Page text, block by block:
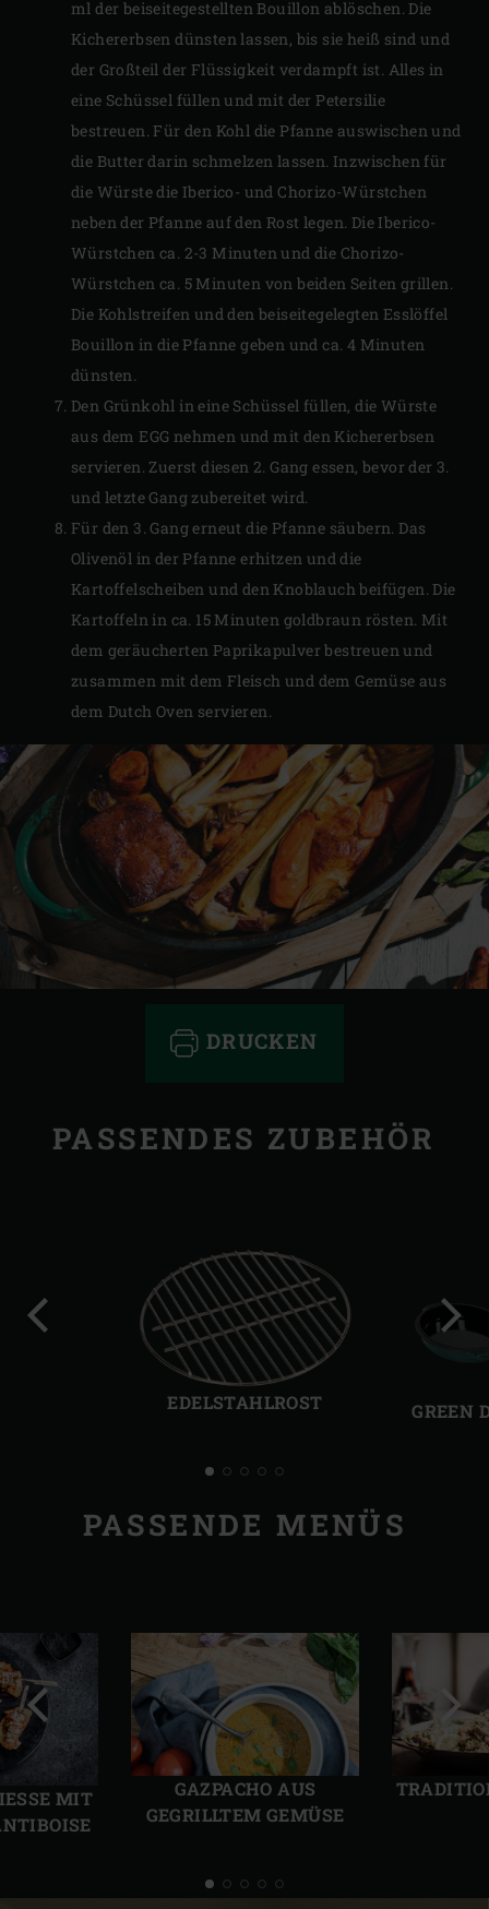
ml der beiseitegestellten Bouillon ablöschen. Die
Kichererbsen dünsten lassen, bis sie heiß sind und
der Großteil der Flüssigkeit verdampft ist. Alles in
eine Schüssel füllen und mit der Petersilie
bestreuen. Für den Kohl die Pfanne auswischen und
die Butter darin schmelzen lassen. Inzwischen für
die Würste die Iberico- und Chorizo-Würstchen
neben der Pfanne auf den Rost legen. Die Iberico-
Würstchen ca. 2-3 Minuten und die Chorizo-
Würstchen ca. 5 Minuten von beiden Seiten grillen.
Die Kohlstreifen und den beiseitegelegten Esslöffel
Bouillon in die Pfanne geben und ca. 4 Minuten
dünsten.
Den Grünkohl in eine Schüssel füllen, die Würste
aus dem EGG nehmen und mit den Kichererbsen
servieren. Zuerst diesen 2. Gang essen, bevor der 3.
und letzte Gang zubereitet wird.
Für den 3. Gang erneut die Pfanne säubern. Das
Olivenöl in der Pfanne erhitzen und die
Kartoffelscheiben und den Knoblauch beifügen. Die
Kartoffeln in ca. 15 Minuten goldbraun rösten. Mit
dem geräucherten Paprikapulver bestreuen und
zusammen mit dem Fleisch und dem Gemüse aus
dem Dutch Oven servieren.
DRUCKEN
PASSENDES ZUBEHÖR
EDELSTAHLROST GREEN
PASSENDE MENÜS
MIT T
GAZPACHO AUS
GEGRILLTEM GEMÜSE
Vorherige
Folie